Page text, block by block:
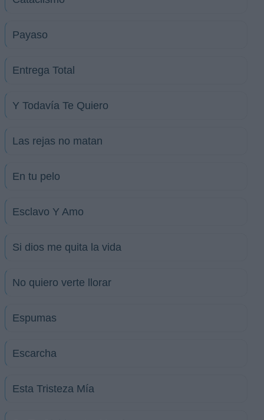
Payaso
Entrega Total
Y Todavía Te Quiero
Las rejas no matan
En tu pelo
Esclavo Y Amo
Si dios me quita la vida
No quiero verte llorar
Espumas
Escarcha
Esta Tristeza Mía